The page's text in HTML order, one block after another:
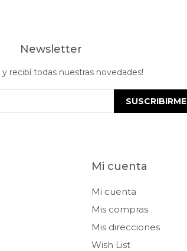
Mi cuenta
Mi cuenta
Mis compras
Mis direcciones
Wish List
Newsletter
y recibí todas nuestras novedades!
SUSCRIBIRME